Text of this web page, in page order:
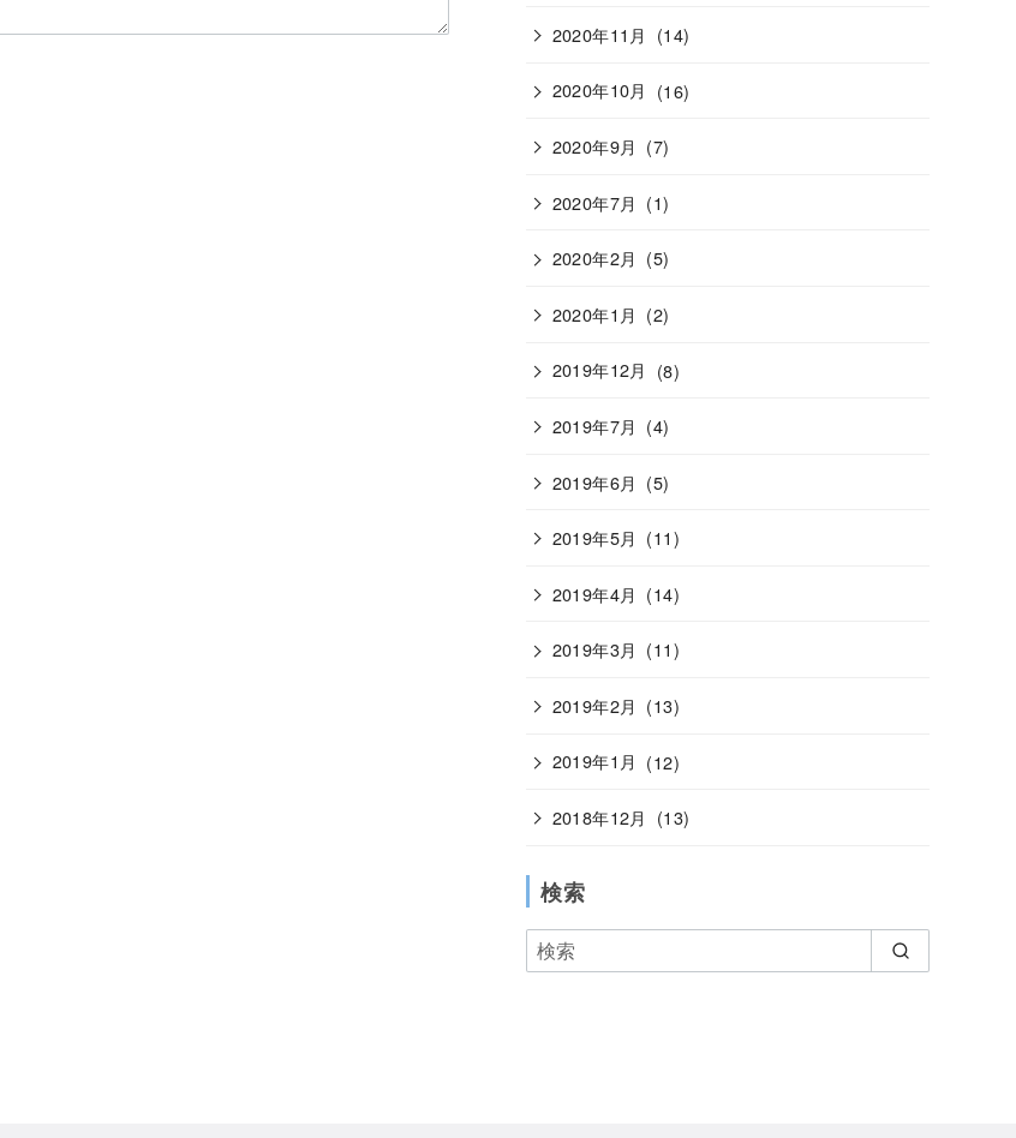
2020年11月 (14)
2020年10月 (16)
2020年9月 (7)
2020年7月 (1)
2020年2月 (5)
2020年1月 (2)
2019年12月 (8)
2019年7月 (4)
2019年6月 (5)
2019年5月 (11)
2019年4月 (14)
2019年3月 (11)
2019年2月 (13)
2019年1月 (12)
2018年12月 (13)
検索